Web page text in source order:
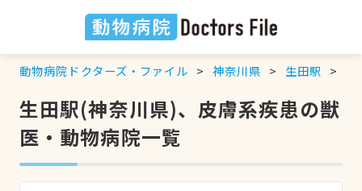
動物病院ドクターズ・ファイル 神奈川県 生田駅
生田駅(神奈川県)、皮膚系疾患の獣
医・動物病院一覧